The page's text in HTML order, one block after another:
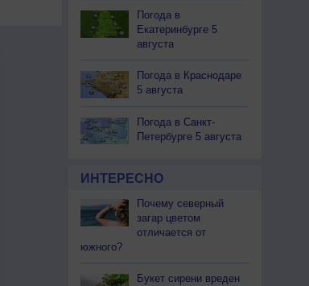
Погода в
Екатеринбурге 5
августа
Погода в Краснодаре
5 августа
Погода в Санкт-
Петербурге 5 августа
ИНТЕРЕСНО
Почему северный
загар цветом
отличается от
южного?
Букет сирени вреден